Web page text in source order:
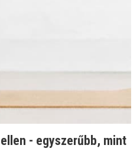
- egyszerűbb, mint